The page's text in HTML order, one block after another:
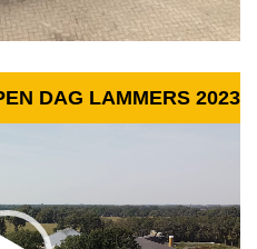
DAG LAMMERS 2023